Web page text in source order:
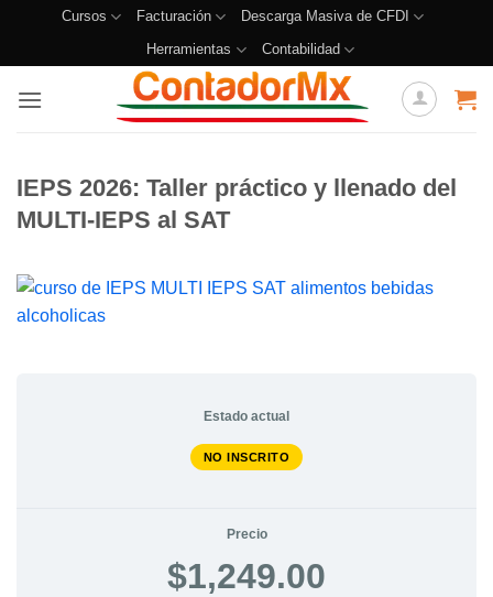
Cursos Facturación
Descarga Masiva de CFDI
Herramientas
Contabilidad
IEPS 2026: Taller práctico y llenado del
MULTI-IEPS al SAT
Estado actual
NO INSCRITO
Precio
$1,249.00